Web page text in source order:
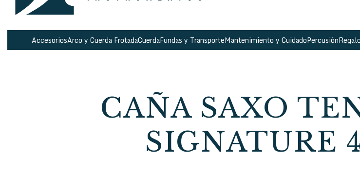
AccesoriosArco y Cuerda FrotadaCuerdaFundas y TransporteMantenimiento y CuidadoPercusión
CAÑA SAXO
SIGNATURE